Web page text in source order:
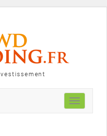
Toggle
navigation